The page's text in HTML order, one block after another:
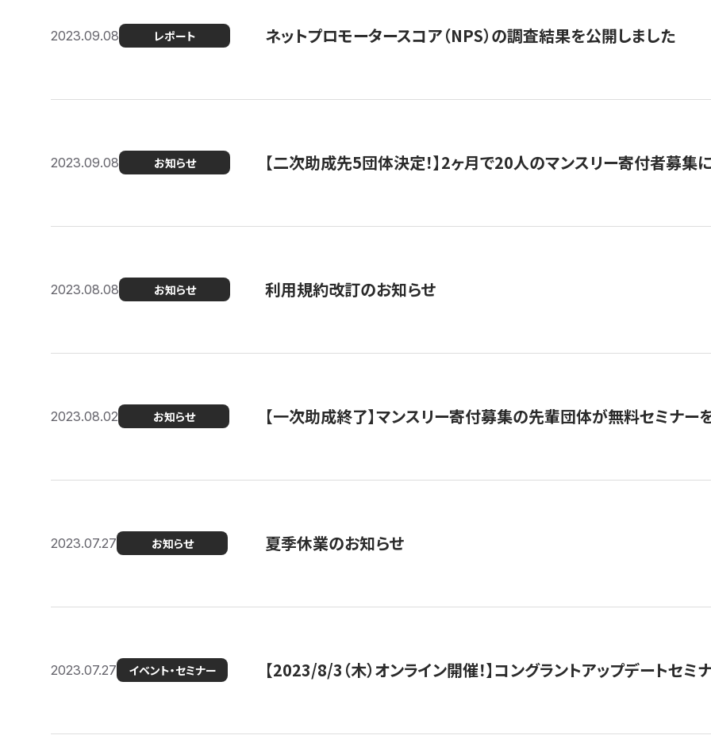
2023.09.08 レポート ネットプロモータースコア（NPS）の調査結果を公開しました
2023.09.08 お知らせ 【二次助成先5団体決定！】2ヶ月で20人のマンスリー寄付者募集
2023.08.08 お知らせ 利用規約改訂のお知らせ
2023.08.02 お知らせ 【一次助成終了】マンスリー寄付募集の先輩団体が無料セミナー
2023.07.27 お知らせ 夏季休業のお知らせ
2023.07.27 イベント・セミナー 【2023/8/3（木）オンライン開催！】コングラントアップデートセ